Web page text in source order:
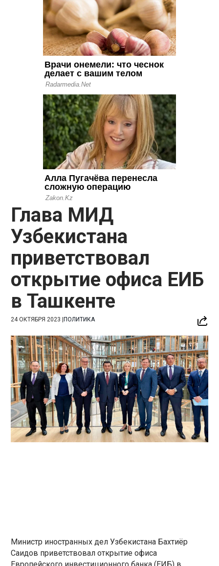
Глава МИД
Узбекистана
приветствовал
открытие офиса ЕИБ
в Ташкенте
24 ОКТЯБРЯ 2023 |ПОЛИТИКА
Министр иностранных дел Узбекистана Бахтиёр
Саидов приветствовал открытие офиса